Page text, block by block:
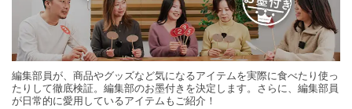
編集部員が、商品やグッズなど気になるアイテムを実際に食べたり使っ
たりして徹底検証。編集部のお墨付きを決定します。さらに、編集部員
が日常的に愛用しているアイテムもご紹介！